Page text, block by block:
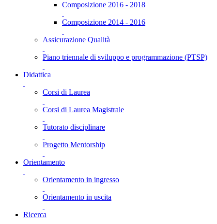
Composizione 2016 - 2018
Composizione 2014 - 2016
Assicurazione Qualità
Piano triennale di sviluppo e programmazione (PTSP)
Didattica
Corsi di Laurea
Corsi di Laurea Magistrale
Tutorato disciplinare
Progetto Mentorship
Orientamento
Orientamento in ingresso
Orientamento in uscita
Ricerca